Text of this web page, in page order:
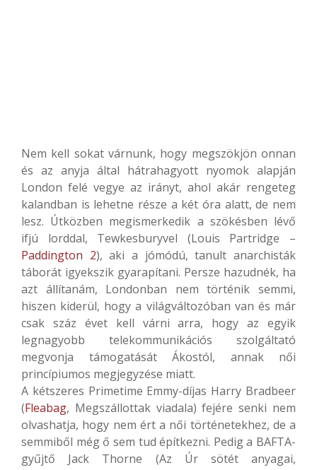
Nem kell sokat várnunk, hogy megszökjön onnan
és az anyja által hátrahagyott nyomok alapján
London felé vegye az irányt, ahol akár rengeteg
kalandban is lehetne része a két óra alatt, de nem
lesz. Útközben megismerkedik a szökésben lévő
ifjú lorddal, Tewkesburyvel (Louis Partridge –
Paddington 2), aki a jómódú, tanult anarchisták
táborát igyekszik gyarapítani. Persze hazudnék, ha
azt állítanám, Londonban nem történik semmi,
hiszen kiderül, hogy a világváltozóban van és már
csak száz évet kell várni arra, hogy az egyik
legnagyobb telekommunikációs szolgáltató
megvonja támogatását Ákostól, annak női
princípiumos megjegyzése miatt.
A kétszeres Primetime Emmy-díjas Harry Bradbeer
(Fleabag, Megszállottak viadala) fejére senki nem
olvashatja, hogy nem ért a női történetekhez, de a
semmiből még ő sem tud építkezni. Pedig a BAFTA-
gyűjtő Jack Thorne (Az Úr sötét anyagai,